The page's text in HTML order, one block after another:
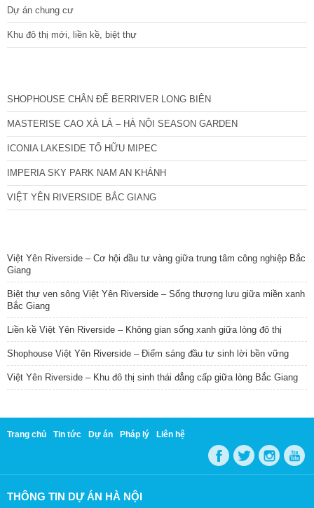
Dự án chung cư
Khu đô thị mới, liền kề, biệt thự
SHOPHOUSE CHÂN ĐẾ BERRIVER LONG BIÊN
MASTERISE CAO XÀ LÁ – HÀ NỘI SEASON GARDEN
ICONIA LAKESIDE TỐ HỮU MIPEC
IMPERIA SKY PARK NAM AN KHÁNH
VIỆT YÊN RIVERSIDE BẮC GIANG
Việt Yên Riverside – Cơ hội đầu tư vàng giữa trung tâm công nghiệp Bắc
Giang
Biệt thự ven sông Việt Yên Riverside – Sống thượng lưu giữa miền xanh
Bắc Giang
Liền kề Việt Yên Riverside – Không gian sống xanh giữa lòng đô thị
Shophouse Việt Yên Riverside – Điểm sáng đầu tư sinh lời bền vững
Việt Yên Riverside – Khu đô thị sinh thái đẳng cấp giữa lòng Bắc Giang
Trang chủ Tin tức Dự án Pháp lý Liên hệ
THÔNG TIN DỰ ÁN HÀ NỘI